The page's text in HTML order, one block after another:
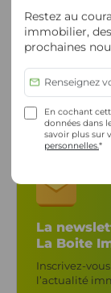
La nouvelle
votre interface
sélectionnez
La
La Boite
Inscrivez-
l’actualité
Restez au
immobilier,
prochaines
En cochant
données dans
savoir plus sur
personnelles.*